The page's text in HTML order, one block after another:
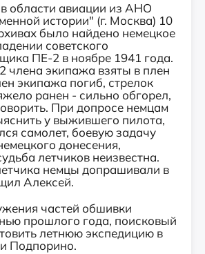
области авиации из АНО
истории" (г. Москва) 10
было найдено немецкое
советского
ПЕ-2 в ноябре 1941 года.
члена экипажа взяты в плен
экипажа погиб, стрелок
ранен - сильно обгорел,
При допросе немцам
у выжившего пилота,
самолет, боевую задачу
донесения,
летчиков неизвестна.
немцы допрашивали в
Алексей.
частей обшивки
прошлого года, поисковый
летнюю экспедицию в
Подпорино.